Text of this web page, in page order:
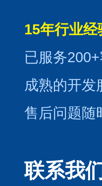
15年行业
已服务
成熟的开发
售后问题随
联系我